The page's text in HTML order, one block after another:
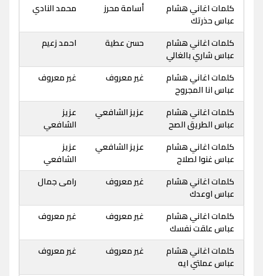
كلمات اغاني هشام
عباس حذرتك
أسامة محرز محمد النادي
كلمات اغاني هشام
عباس شاري بالغالي
حسن عطية احمد زعيم
كلمات اغاني هشام
عباس انا المجروح
غير معروف غير معروف
كلمات اغاني هشام
عباس الطريق الصح
عزيز الشافعي
عزيز
الشافعي
كلمات اغاني هشام
عباس غنوا لصلاح
عزيز الشافعي
عزيز
الشافعي
كلمات اغاني هشام
عباس اوعدك
غير معروف رامى جمال
كلمات اغاني هشام
عباس علقت نفسك
غير معروف غير معروف
كلمات اغاني هشام
عباس عملتي ايه
غير معروف غير معروف